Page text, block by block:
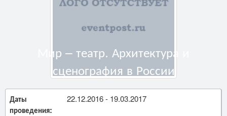
Мир – театр. Архитектура и
сценография в России
Даты
проведения:
22.12.2016 - 19.03.2017